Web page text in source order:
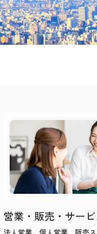
営業・販売・サー